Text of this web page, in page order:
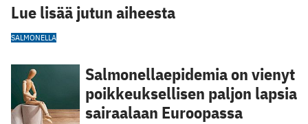
Lue lisää jutun aiheesta
SALMONELLA
Salmonellaepidemia on vienyt
poikkeuksellisen paljon lapsia
sairaalaan Euroopassa